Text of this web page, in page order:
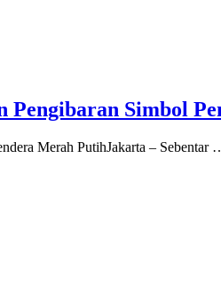
Simbol
Merah PutihJakarta – Sebentar